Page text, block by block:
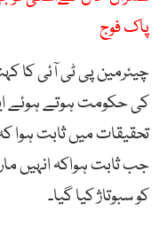
پاک فوج
چیئرمین پی ٹی آئی کا
کی حکومت ہوتے ہوئے
تحقیقات میں ثابت ہوا کہ 3 شوٹر نے گولیاں
جب ثابت ہواکہ انہیں
کو سبوتاژ کیا گیا۔